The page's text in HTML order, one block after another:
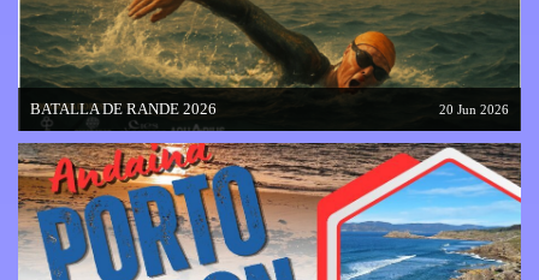
BATALLA DE RANDE 2026 20 Jun 2026